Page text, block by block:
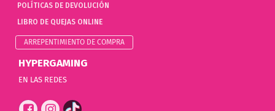
POLÍTICAS DE DEVOLUCIÓN
LIBRO DE QUEJAS ONLINE
ARREPENTIMIENTO DE COMPRA
HYPERGAMING
EN LAS REDES